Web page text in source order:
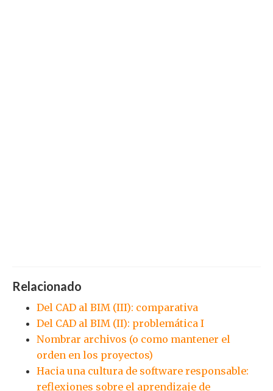
Relacionado
Del CAD al BIM (III): comparativa
Del CAD al BIM (II): problemática I
Nombrar archivos (o como mantener el
orden en los proyectos)
Hacia una cultura de software responsable:
reflexiones sobre el aprendizaje de